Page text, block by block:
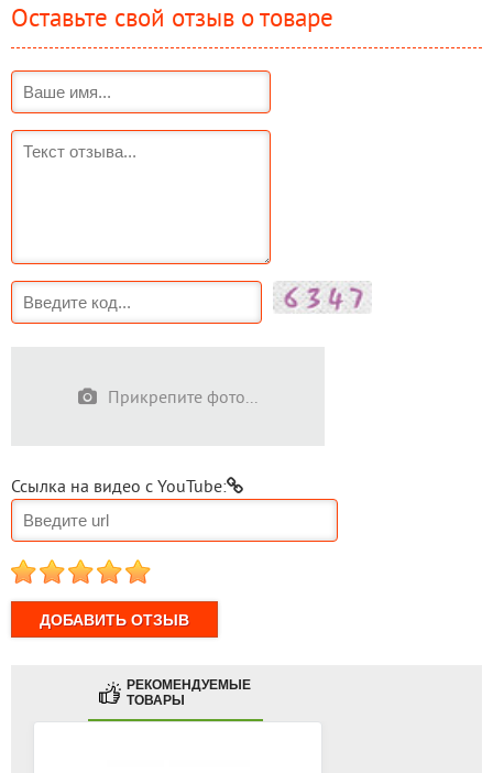
Оставьте свой отзыв о товаре
Прикрепите фото...
Ссылка на видео с YouTube:
1 2 3 4 5
РЕКОМЕНДУЕМЫЕ
ТОВАРЫ